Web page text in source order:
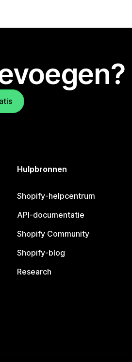
Hulpbronnen
Shopify-helpcentrum
API-documentatie
Shopify Community
Shopify-blog
Research